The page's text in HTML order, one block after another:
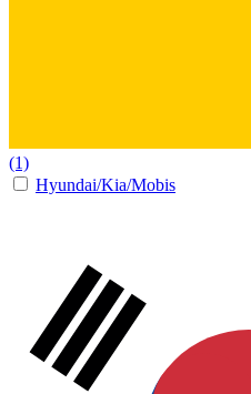
(1)
Hyundai/Kia/Mobis